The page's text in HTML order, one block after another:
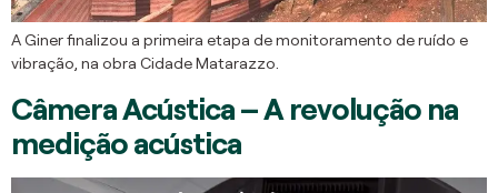
A Giner finalizou a primeira etapa de monitoramento de ruído e
vibração, na obra Cidade Matarazzo.
Câmera Acústica – A revolução na
medição acústica